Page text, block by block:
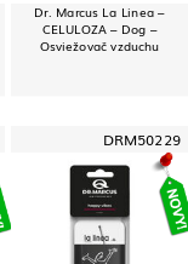
Dr. Marcus La Linea –
CELULOZA – Dog –
Osviežovač vzduchu
DRM50229